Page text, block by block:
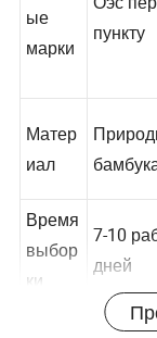
Торгов
ые
Оэс
Матер
иал
Время
выбор
7-10
дней